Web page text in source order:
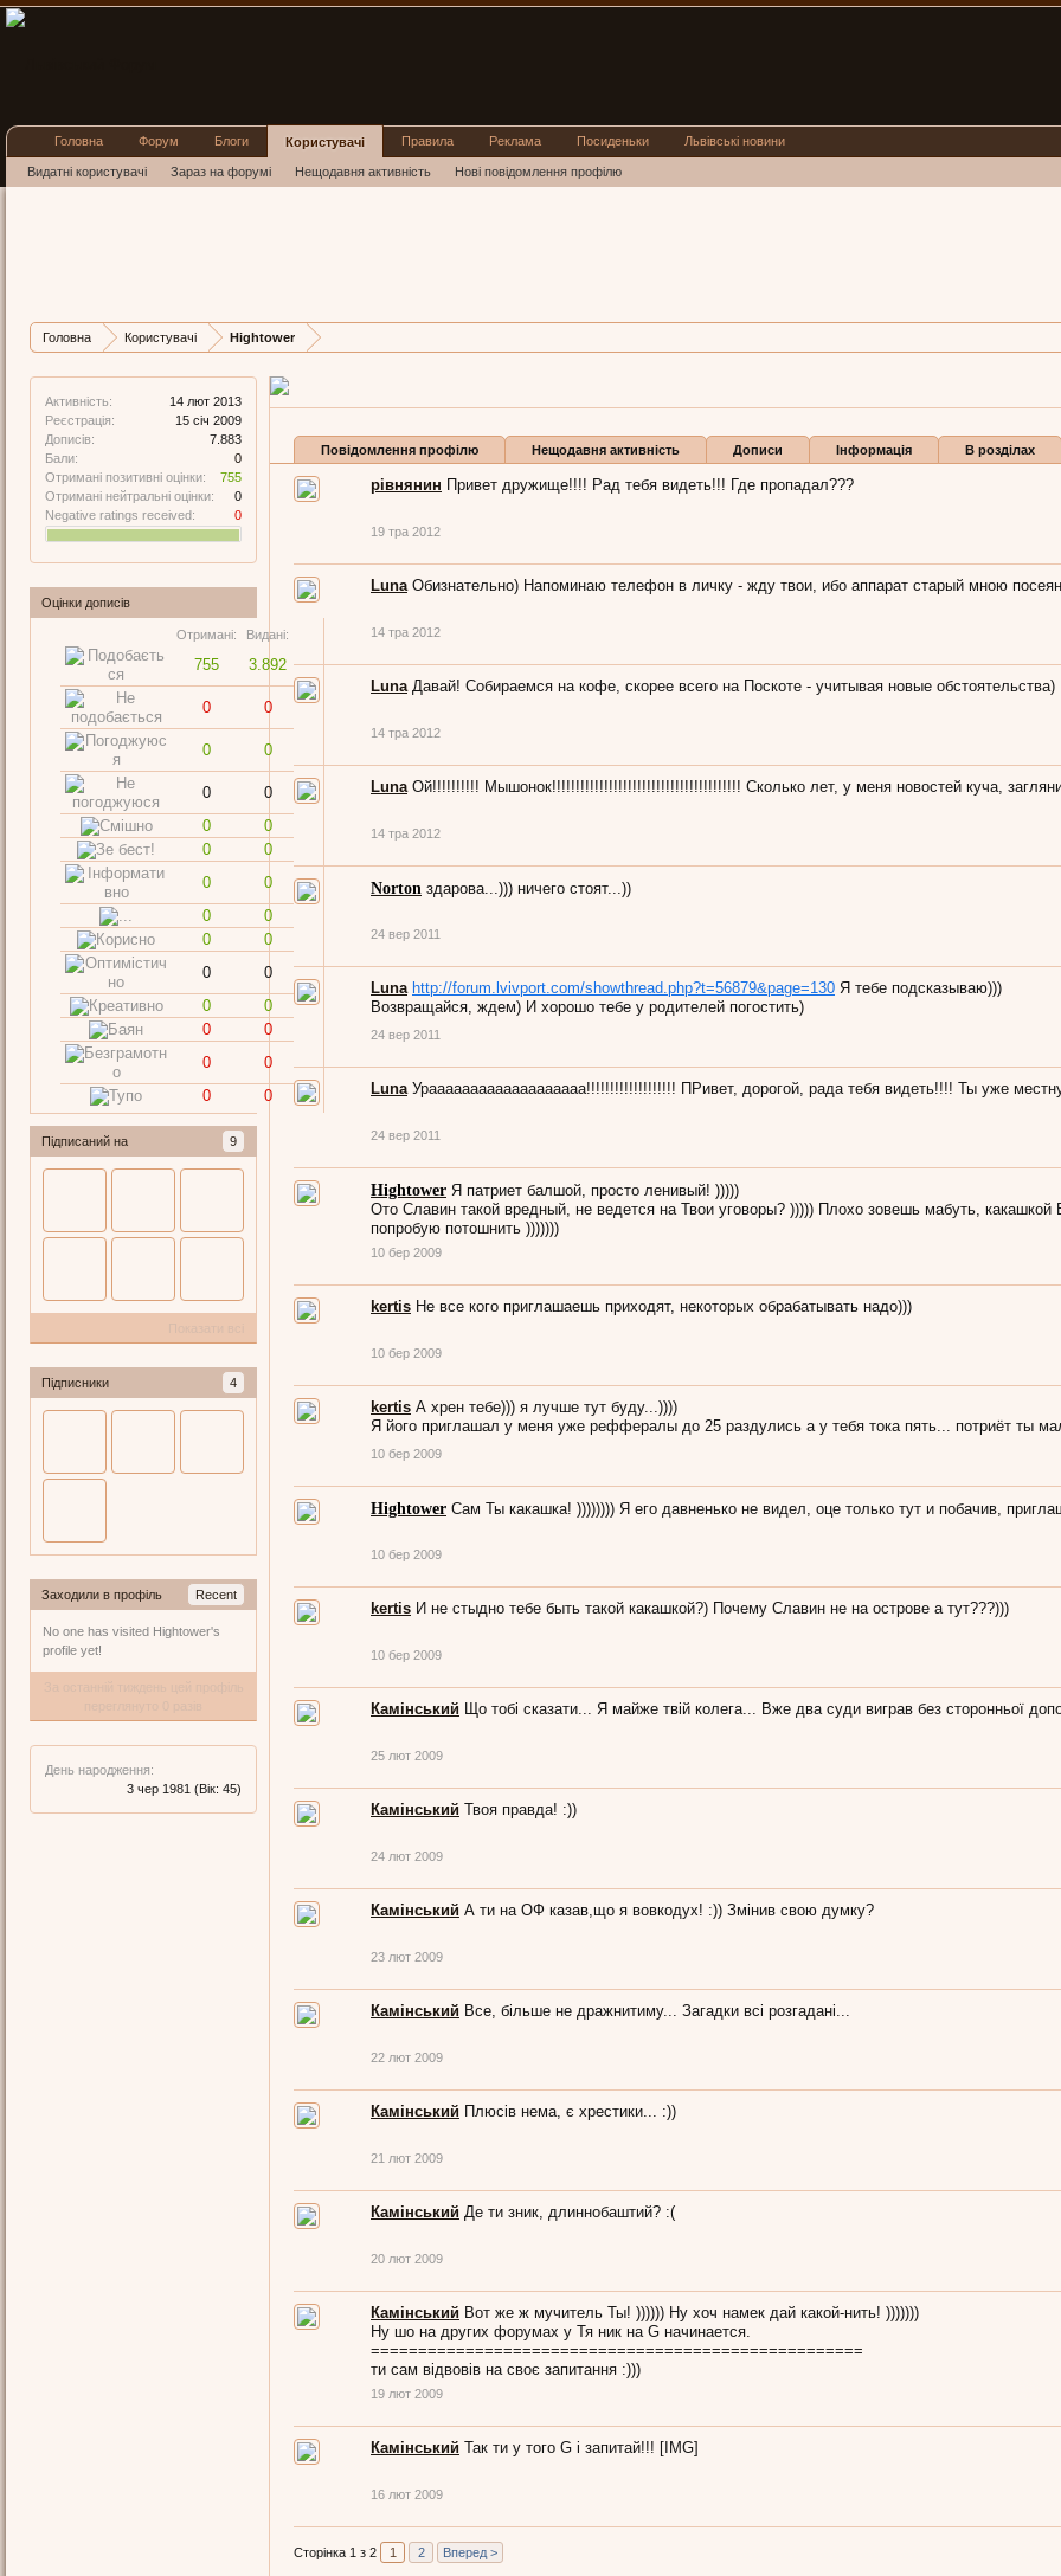
Головна Користувачі Hightower
Активність:
14 лют 2013
Реєстрація:
15 січ 2009
Дописів:
7.883
Бали:
0
Отримані позитивні оцінки:
755
Отримані нейтральні оцінки:
0
Negative ratings received:
0
Оцінки дописів
Отримані: Видані:
755 3.892
0 0
0 0
0
0
0
0
0
0
0
0
0
0
0
0
0
0
0
0
0
0
0
0
0
0
Підписаний на 9
Підписники 4
Заходили в профіль Recent
No one has visited Hightower's
profile yet!
День народження:
3 чер 1981 (Вік: 45)
Дописів
Карма Бали
Повідомлення профілю Нещодавня активність Дописи Інформація В розділах
рівнянин Привет дружище!!!! Рад тебя видеть!!! Где пропадал???
19 тра 2012
Luna Обизнательно) Напоминаю телефон в личку - жду твои, ибо аппарат старый мною
14 тра 2012
Luna Давай! Собираемся на кофе, скорее всего на Поскоте - учитывая новые
14 тра 2012
Luna Ой!!!!!!!!!! Мышонок!!!!!!!!!!!!!!!!!!!!!!!!!!!!!!!!!!!!!!!! Сколько лет, у меня новостей куча,
14 тра 2012
Norton здарова...))) ничего стоят...))
24 вер 2011
Luna http://forum.lvivport.com/showthread.php?t=56879&page=130 Я тебе подсказываю)))
Возвращайся, ждем) И хорошо тебе у родителей погостить)
24 вер 2011
Luna Урааааааааааааааааааа!!!!!!!!!!!!!!!!!!! ПРивет, дорогой, рада тебя видеть!!!! Ты уже
24 вер 2011
Hightower Я патриет балшой, просто ленивый! )))))
Ото Славин такой вредный, не ведется на Твои уговоры? ))))) Плохо зовешь мабуть,
попробую потошнить )))))))
10 бер 2009
kertis Не все кого приглашаешь приходят, некоторых обрабатывать надо)))
10 бер 2009
kertis А хрен тебе))) я лучше тут буду...))))
Я його приглашал у меня уже реффералы до 25 раздулись а у тебя тока пять... потриёт ты
10 бер 2009
Hightower Сам Ты какашка! )))))))) Я его давненько не видел, оце только тут и побачив,
10 бер 2009
kertis И не стыдно тебе быть такой какашкой?) Почему Славин не на острове а тут???)))
10 бер 2009
Камінський Що тобі сказати... Я майже твій колега... Вже два суди виграв без сторонньої
25 лют 2009
Камінський Твоя правда! :))
24 лют 2009
Камінський А ти на ОФ казав,що я вовкодух! :)) Змінив свою думку?
23 лют 2009
Камінський Все, більше не дражнитиму... Загадки всі розгадані...
22 лют 2009
Камінський Плюсів нема, є хрестики... :))
21 лют 2009
Камінський Де ти зник, длиннобаштий? :(
20 лют 2009
Камінський Вот же ж мучитель Ты! )))))) Ну хоч намек дай какой-нить! )))))))
Ну шо на других форумах у Тя ник на G начинается.
====================================================
ти сам відвовів на своє запитання :)))
19 лют 2009
Камінський Так ти у того G і запитай!!! [IMG]
16 лют 2009
Сторінка 1 з 2 1 2 Вперед >
Головна Форум Блоги Користувачі
Видатні користувачі Зараз на форумі Нещодавня активність Нові повідомлення профілю
Правила Реклама Посиденьки Львівські новини